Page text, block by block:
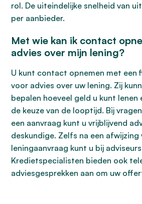
rol. De uiteindelijke snelheid van
per aanbieder.
Met wie kan ik contact
advies over mijn lening?
U kunt contact opnemen met een
voor advies over uw lening. Zij
bepalen hoeveel geld u kunt lenen
de keuze van de looptijd. Bij
een aanvraag kunt u vrijblijvend
deskundige. Zelfs na een afwijzing
leningaanvraag kunt u bij
Kredietspecialisten bieden ook
adviesgesprekken aan om uw